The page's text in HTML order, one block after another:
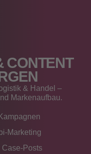
CONTENT
& Handel –
Markenaufbau.
Case‑Posts